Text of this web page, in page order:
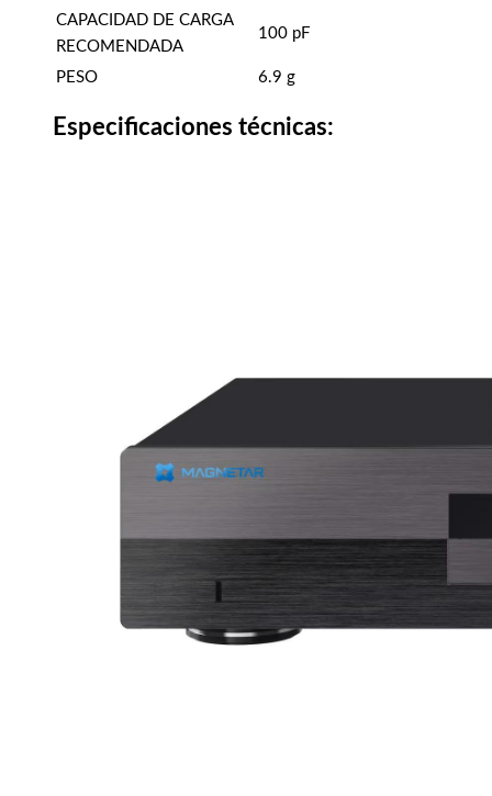
CAPACIDAD DE CARGA
RECOMENDADA
100 pF
PESO 6.9 g
Especificaciones técnicas: